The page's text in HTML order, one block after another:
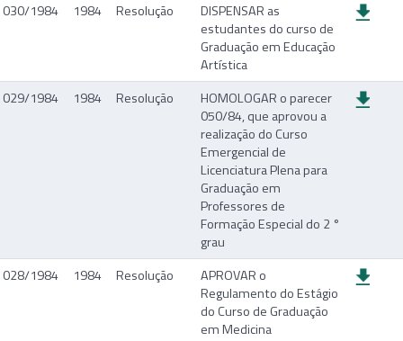
030/1984
1984 Resolução
DISPENSAR as
estudantes do curso de
Graduação em Educação
Artística
029/1984
1984 Resolução
HOMOLOGAR o parecer
050/84, que aprovou a
realização do Curso
Emergencial de
Licenciatura Plena para
Graduação em
Professores de
Formação Especial do 2 °
grau
028/1984
1984 Resolução
APROVAR o
Regulamento do Estágio
do Curso de Graduação
em Medicina